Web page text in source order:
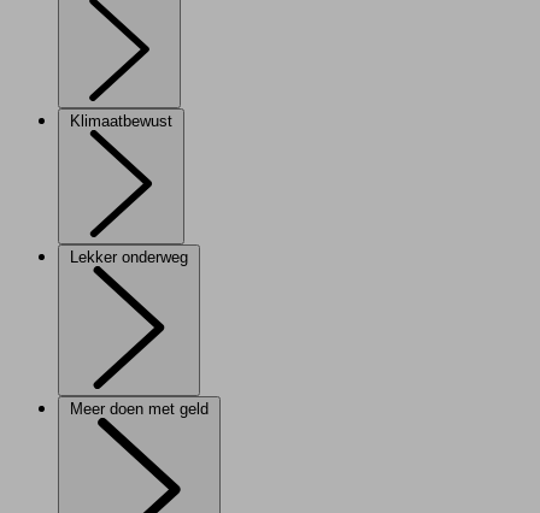
Klimaatbewust
Lekker onderweg
Meer doen met geld